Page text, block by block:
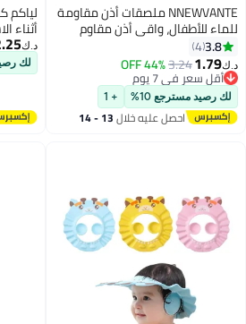
NNEWVANTE ملصقات أذن مقاومة
للماء للأطفال، واقي أذن مقاوم
للماء للأطفال، حماية أذن حديثي
الولادة للسباحة وركوب الأمواج
والغطس وغيرها من الرياضات
المائية للأطفال (60 عبوة)
3.8
4
د.ك‏1.79
3.24
44% OFF
أقل سعر في 7 يوم
أقل سعر في 7 يوم
لك رصيد مسترجع 10% + 1
احصل عليه خلال 13 - 14
لياكم
أثناء
رش
لغسل
مقبض
د.ك‏
لك